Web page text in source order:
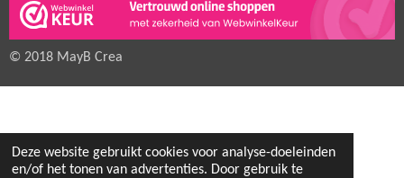
Deze website gebruikt cookies voor analyse-doeleinden
en/of het tonen van advertenties. Door gebruik te
© 2018 MayB Crea